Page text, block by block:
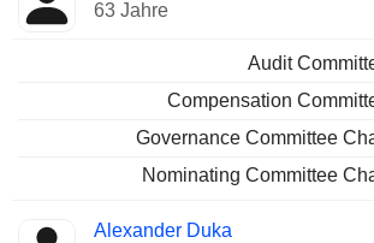
63 Jahre
Audit
Compensation
Governance Committee
Nominating Committee
Alexander Duka